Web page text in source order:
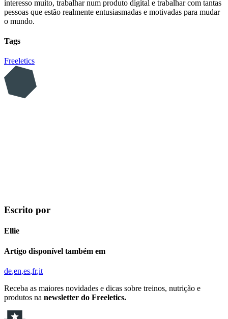
interesso muito, trabalhar num produto digital e trabalhar com tantas
pessoas que estão realmente entusiasmadas e motivadas para mudar
o mundo.
Tags
Freeletics
Escrito por
Ellie
Artigo disponível também em
de en es fr it
Receba as maiores novidades e dicas sobre treinos, nutrição e
produtos na newsletter do Freeletics.